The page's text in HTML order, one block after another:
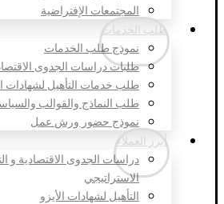
المجتمعات الإفتراضية
طلب الخدمات
نموذج طلب الخدمات
طلبات دراسات الجدوى
طلب خدمات التأهيل لشهادات
طلب النماذج والقوالب
نموذج حضور ورش عمل
أبرز العملاء
دراسات الجدوى الاقتصادية و
الاستراتيجي
التأهيل لشهادات الأيزو